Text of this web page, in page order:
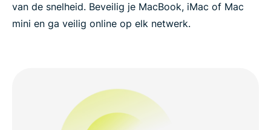
van de snelheid. Beveilig je MacBook, iMac of Mac
mini en ga veilig online op elk netwerk.